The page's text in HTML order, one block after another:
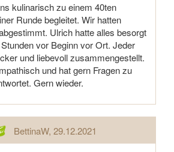
kulinarisch zu einem 40ten
Runde begleitet. Wir hatten
Ulrich hatte alles besorgt
vor Beginn vor Ort. Jeder
und liebevoll zusammengestellt.
und hat gern Fragen zu
Gern wieder.
BettinaW, 29.12.2021